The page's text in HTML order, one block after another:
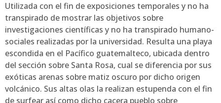
Utilizada con el fin de exposiciones temporales y no ha
transpirado de mostrar las objetivos sobre
investigaciones científicas y no ha transpirado humano-
sociales realizadas por la universidad. Resulta una playa
escondida en el Pacífico guatemalteco, ubicada dentro
del sección sobre Santa Rosa, cual se diferencia por sus
exóticas arenas sobre matiz oscuro por dicho origen
volcánico. Sus altas olas la realizan estupenda con el fin
de surfear así­ como dicho cacera pueblo sobre